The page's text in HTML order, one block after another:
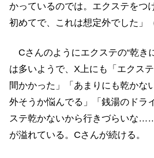
かっているのでは。エクステをつ
初めてで、これは想定外でした」
Cさんのようにエクステの“乾き
は多いようで、X上にも「エクス
間かかった」「あまりにも乾かな
外そうか悩んでる」「銭湯のドラ
ステ乾かないから行きづらいな
が溢れている。Cさんが続ける。